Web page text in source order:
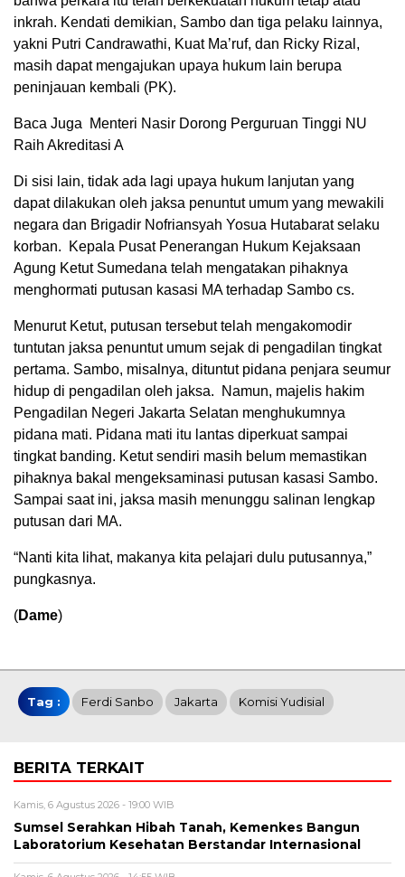
inkrah. Kendati demikian, Sambo dan tiga pelaku lainnya,
yakni Putri Candrawathi, Kuat Ma’ruf, dan Ricky Rizal,
masih dapat mengajukan upaya hukum lain berupa
peninjauan kembali (PK).
Baca Juga Menteri Nasir Dorong Perguruan Tinggi NU
Raih Akreditasi A
Di sisi lain, tidak ada lagi upaya hukum lanjutan yang
dapat dilakukan oleh jaksa penuntut umum yang mewakili
negara dan Brigadir Nofriansyah Yosua Hutabarat selaku
korban. Kepala Pusat Penerangan Hukum Kejaksaan
Agung Ketut Sumedana telah mengatakan pihaknya
menghormati putusan kasasi MA terhadap Sambo cs.
Menurut Ketut, putusan tersebut telah mengakomodir
tuntutan jaksa penuntut umum sejak di pengadilan tingkat
pertama. Sambo, misalnya, dituntut pidana penjara seumur
hidup di pengadilan oleh jaksa. Namun, majelis hakim
Pengadilan Negeri Jakarta Selatan menghukumnya
pidana mati. Pidana mati itu lantas diperkuat sampai
tingkat banding. Ketut sendiri masih belum memastikan
pihaknya bakal mengeksaminasi putusan kasasi Sambo.
Sampai saat ini, jaksa masih menunggu salinan lengkap
putusan dari MA.
“Nanti kita lihat, makanya kita pelajari dulu putusannya,”
pungkasnya.
(Dame)
Tag : Ferdi Sanbo Jakarta Komisi Yudisial
BERITA TERKAIT
Kamis, 6 Agustus 2026 - 19:00 WIB
Sumsel Serahkan Hibah Tanah, Kemenkes Bangun
Laboratorium Kesehatan Berstandar Internasional